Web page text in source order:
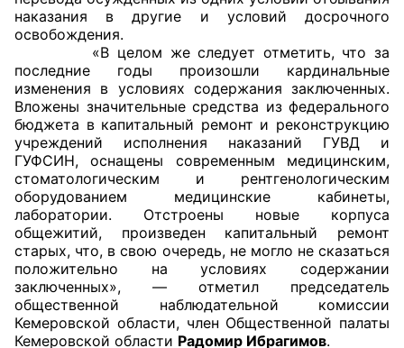
наказания в другие и условий досрочного
освобождения.
«В целом же следует отметить, что за
последние годы произошли кардинальные
изменения в условиях содержания заключенных.
Вложены значительные средства из федерального
бюджета в капитальный ремонт и реконструкцию
учреждений исполнения наказаний ГУВД и
ГУФСИН, оснащены современным медицинским,
стоматологическим и рентгенологическим
оборудованием медицинские кабинеты,
лаборатории. Отстроены новые корпуса
общежитий, произведен капитальный ремонт
старых, что, в свою очередь, не могло не сказаться
положительно на условиях содержании
заключенных», — отметил председатель
общественной наблюдательной комиссии
Кемеровской области, член Общественной палаты
Кемеровской области Радомир Ибрагимов.